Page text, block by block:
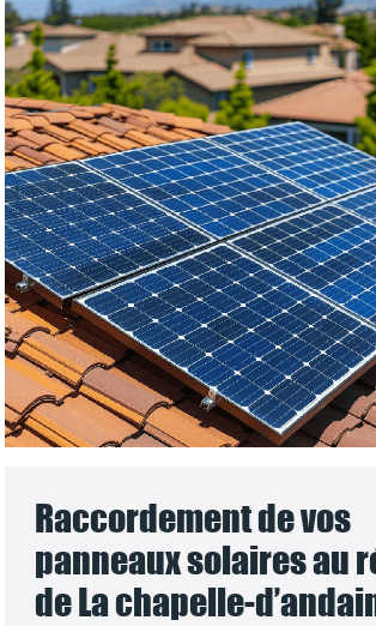
Raccordement de vos
panneaux solaires au
de La chapelle-